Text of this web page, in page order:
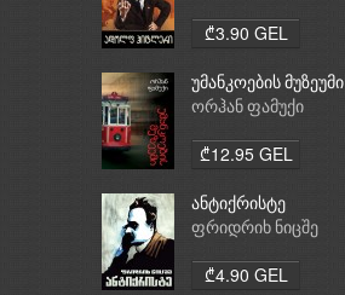
₾3.90 GEL
უმანკოების მუზეუმი
ორჰან ფამუქი
₾12.95 GEL
ანტიქრისტე
ფრიდრიხ ნიცშე
₾4.90 GEL